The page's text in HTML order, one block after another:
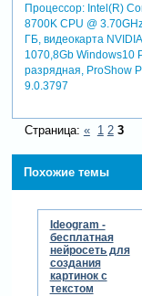
Процессор: Intel(R)
8700K CPU @
ГБ, видеокарта
1070,8Gb Windows10
разрядная, ProShow
9.0.3797
Страница: « 1 2 3
Похожие темы
Ideogram -
бесплатная
нейросеть для
создания
картинок с
текстом